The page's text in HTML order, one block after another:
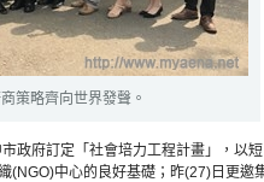
策略齊向世界發聲。
政府訂定「社會培力工程計畫」，以
(NGO)中心的良好基礎；昨(27)日更邀